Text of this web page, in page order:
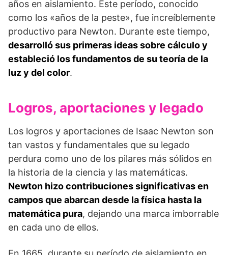
años en aislamiento. Este período, conocido
como los «años de la peste», fue increíblemente
productivo para Newton. Durante este tiempo,
desarrolló sus primeras ideas sobre cálculo y
estableció los fundamentos de su teoría de la
luz y del color.
Logros, aportaciones y legado
Los logros y aportaciones de Isaac Newton son
tan vastos y fundamentales que su legado
perdura como uno de los pilares más sólidos en
la historia de la ciencia y las matemáticas.
Newton hizo contribuciones significativas en
campos que abarcan desde la física hasta la
matemática pura, dejando una marca imborrable
en cada uno de ellos.